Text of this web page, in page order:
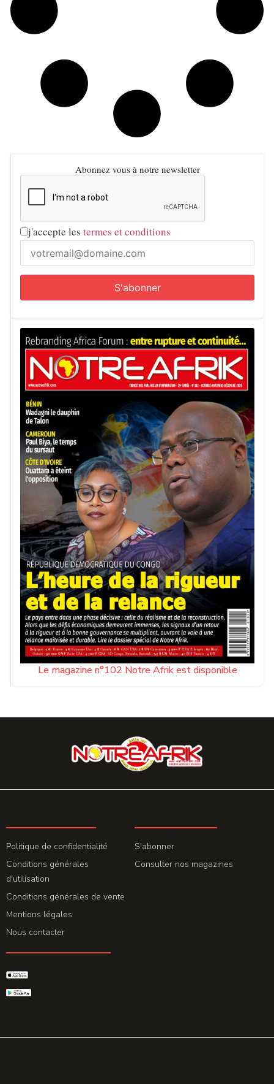
Abonnez vous à notre newsletter
j'accepte les termes et conditions
Le magazine n°102 Notre Afrik est disponible
Politique de confidentialité
Conditions générales
d'utilisation
Conditions générales de vente
Mentions légales
Nous contacter
S'abonner
Consulter nos magazines